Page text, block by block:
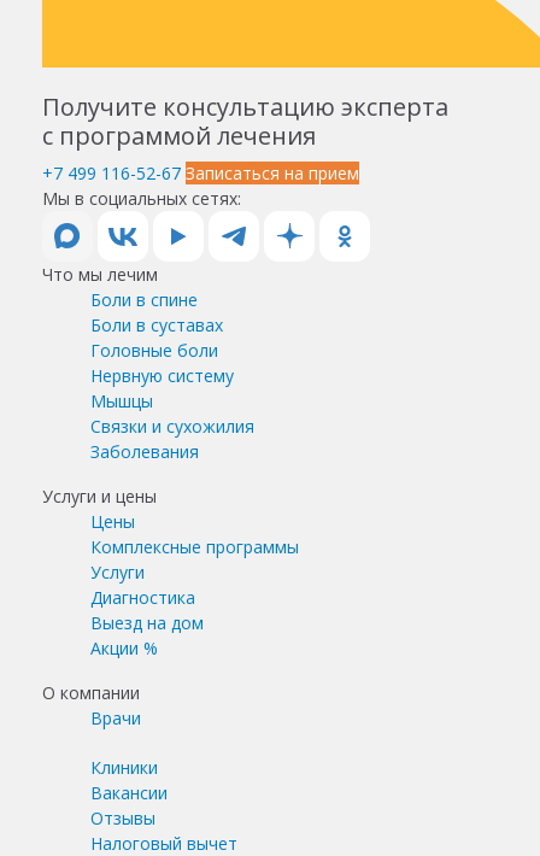
Получите консультацию эксперта
с программой лечения
+7 499 116-52-67 Записаться на прием
Мы в социальных сетях:
Что мы лечим
Боли в спине
Боли в суставах
Головные боли
Нервную систему
Мышцы
Связки и сухожилия
Заболевания
Услуги и цены
Цены
Комплексные программы
Услуги
Диагностика
Выезд на дом
Акции %
О компании
Врачи
Клиники
Вакансии
Отзывы
Налоговый вычет